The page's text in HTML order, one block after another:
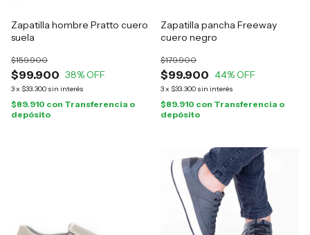
Zapatilla hombre Pratto cuero
suela
$99.900
$159.900
38% OFF
3x $33.300 sin interés
$89.910 con Transferencia o
depósito
Zapatilla pancha Freeway
cuero negro
$99.900
$179.900
44% OFF
3x $33.300 sin interés
$89.910 con Transferencia o
depósito